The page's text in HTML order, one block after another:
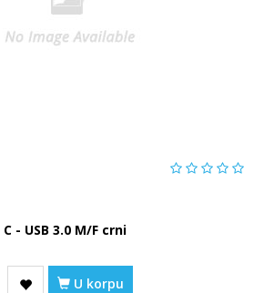
- USB 3.0 M/F crni
U korpu